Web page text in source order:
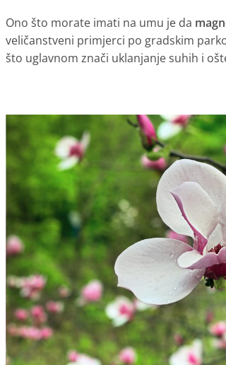
Ono što morate imati na umu je da
veličanstveni primjerci po gradskim
što uglavnom znači uklanjanje suhih i